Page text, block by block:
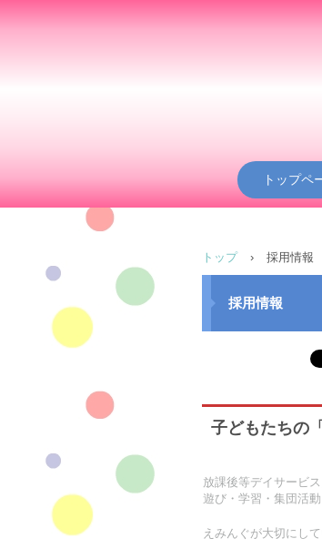
トップペ
トップ › 採用情報
採用情報
子どもたちの
放課後等デイサービ
遊び・学習・集団活
えみんぐが大切にし